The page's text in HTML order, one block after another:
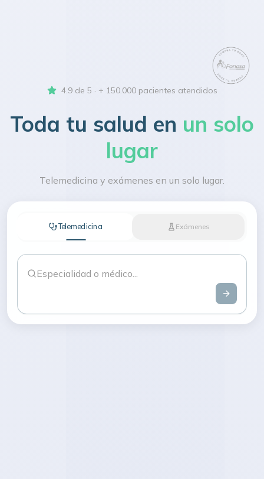
4.9 de 5 · + 150.000 pacientes atendidos
Toda tu salud en un solo
lugar
Telemedicina y exámenes en un solo lugar.
Telemedicina Exámenes